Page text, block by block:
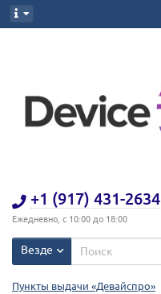
+1 (917) 431-2634
Ежедневно, с 10:00 до 18:00
Везде
Пункты выдачи «Девайспро»